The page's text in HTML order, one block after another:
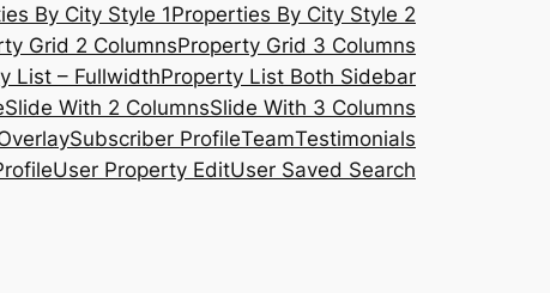
By City Style 1Properties By City Style 2
Grid 2 ColumnsProperty Grid 3 Columns
List – FullwidthProperty List Both Sidebar
Slide With 2 ColumnsSlide With 3 Columns
Subscriber ProfileTeamTestimonials
User Property EditUser Saved Search